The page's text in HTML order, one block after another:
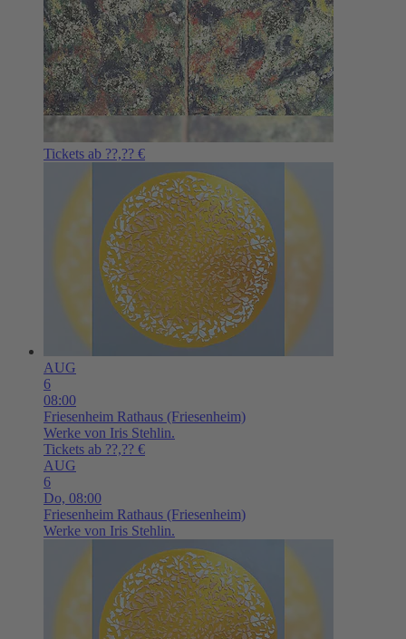
Tickets ab ??,?? €
AUG
6
08:00
Friesenheim Rathaus (Friesenheim)
Werke von Iris Stehlin.
Tickets ab ??,?? €
AUG
6
Do, 08:00
Friesenheim Rathaus (Friesenheim)
Werke von Iris Stehlin.